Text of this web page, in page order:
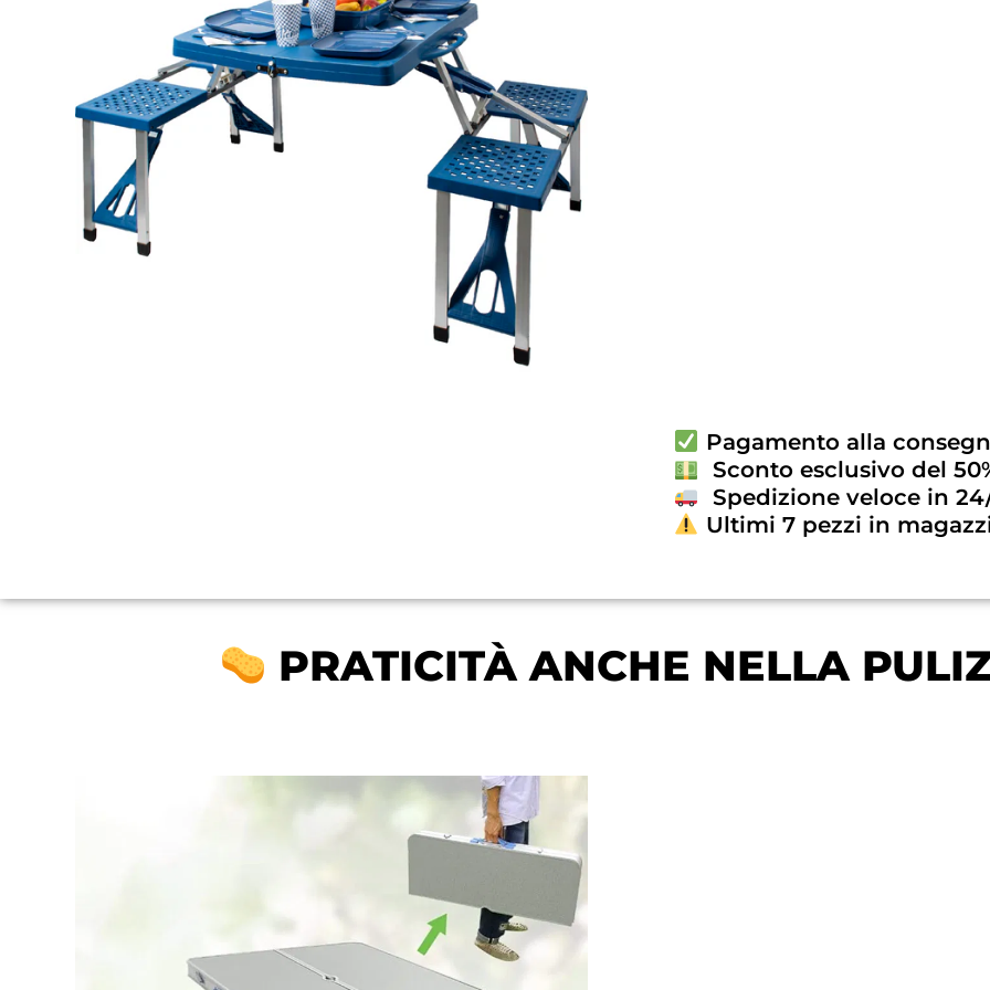
Pagamento alla
Sconto esclusivo del
Spedizione veloce in
Ultimi 7 pezzi in
PRATICITÀ ANCHE NELLA